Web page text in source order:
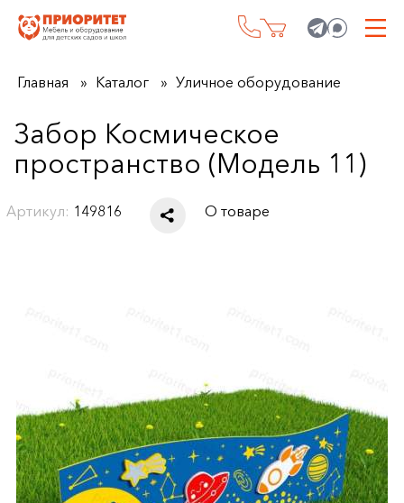
Главная Каталог Уличное оборудование
Забор Космическое
пространство (Модель 11)
Артикул: 149816 О товаре